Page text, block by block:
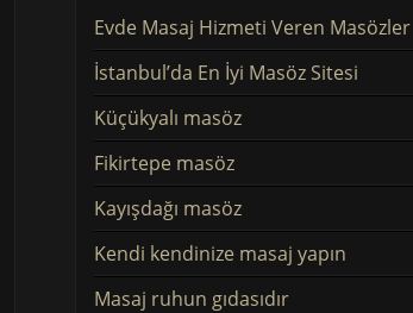
Evde Masaj Hizmeti Veren Masözler
İstanbul’da En İyi Masöz Sitesi
Küçükyalı masöz
Fikirtepe masöz
Kayışdağı masöz
Kendi kendinize masaj yapın
Masaj ruhun gıdasıdır